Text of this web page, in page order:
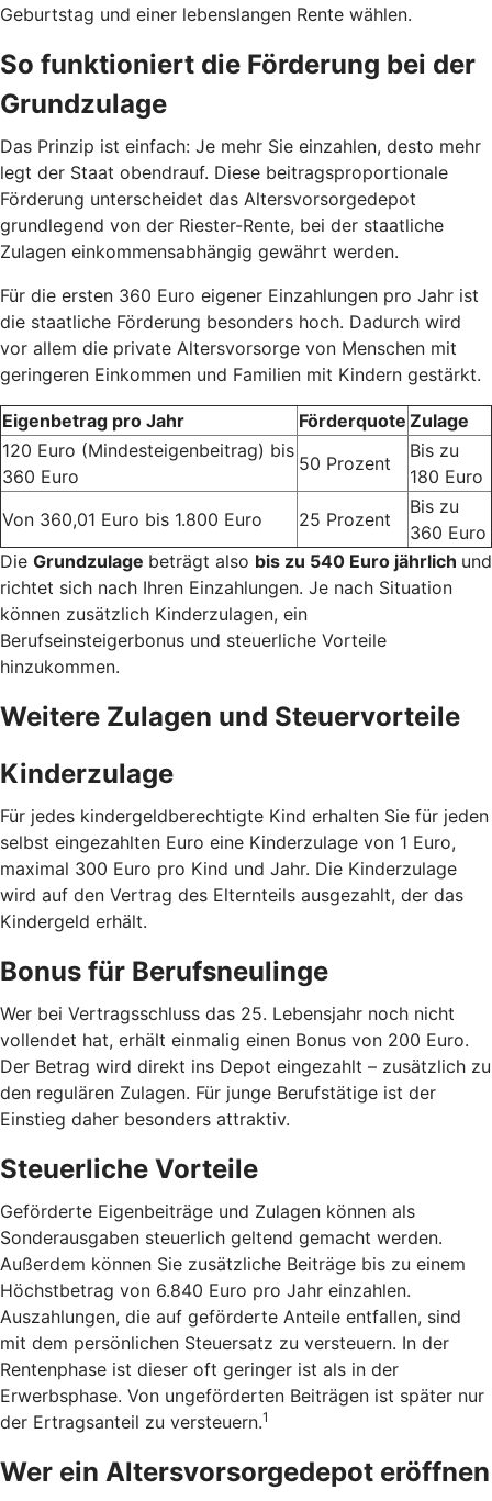
Geburtstag und einer lebenslangen Rente wählen.
So funktioniert die Förderung bei der
Grundzulage
Das Prinzip ist einfach: Je mehr Sie einzahlen, desto mehr
legt der Staat obendrauf. Diese beitragsproportionale
Förderung unterscheidet das Altersvorsorgedepot
grundlegend von der Riester-Rente, bei der staatliche
Zulagen einkommensabhängig gewährt werden.
Für die ersten 360 Euro eigener Einzahlungen pro Jahr ist
die staatliche Förderung besonders hoch. Dadurch wird
vor allem die private Altersvorsorge von Menschen mit
geringeren Einkommen und Familien mit Kindern gestärkt.
Eigenbetrag pro Jahr Förderquote Zulage
120 Euro (Mindesteigenbeitrag) bis
360 Euro
50 Prozent
Bis zu
180 Euro
Von 360,01 Euro bis 1.800 Euro
25 Prozent
Bis zu
360 Euro
Die Grundzulage beträgt also bis zu 540 Euro jährlich und
richtet sich nach Ihren Einzahlungen. Je nach Situation
können zusätzlich Kinderzulagen, ein
Berufseinsteigerbonus und steuerliche Vorteile
hinzukommen.
Weitere Zulagen und Steuervorteile
Kinderzulage
Für jedes kindergeldberechtigte Kind erhalten Sie für jeden
selbst eingezahlten Euro eine Kinderzulage von 1 Euro,
maximal 300 Euro pro Kind und Jahr. Die Kinderzulage
wird auf den Vertrag des Elternteils ausgezahlt, der das
Kindergeld erhält.
Bonus für Berufsneulinge
Wer bei Vertragsschluss das 25. Lebensjahr noch nicht
vollendet hat, erhält einmalig einen Bonus von 200 Euro.
Der Betrag wird direkt ins Depot eingezahlt – zusätzlich zu
den regulären Zulagen. Für junge Berufstätige ist der
Einstieg daher besonders attraktiv.
Steuerliche Vorteile
Geförderte Eigenbeiträge und Zulagen können als
Sonderausgaben steuerlich geltend gemacht werden.
Außerdem können Sie zusätzliche Beiträge bis zu einem
Höchstbetrag von 6.840 Euro pro Jahr einzahlen.
Auszahlungen, die auf geförderte Anteile entfallen, sind
mit dem persönlichen Steuersatz zu versteuern. In der
Rentenphase ist dieser oft geringer ist als in der
Erwerbsphase. Von ungeförderten Beiträgen ist später nur
der Ertragsanteil zu versteuern.1
Wer ein Altersvorsorgedepot eröffnen